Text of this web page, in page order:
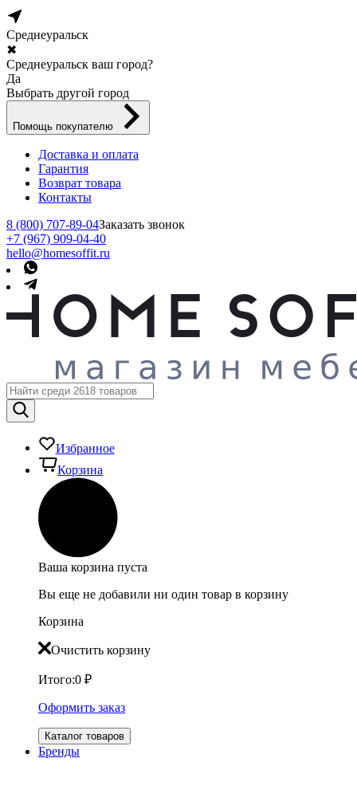
Среднеуральск
✖
Среднеуральск ваш город?
Да
Выбрать другой город
Помощь покупателю
Доставка и оплата
Гарантия
Возврат товара
Контакты
8 (800) 707-89-04Заказать звонок
+7 (967) 909-04-40
hello@homesoffit.ru
Избранное
Корзина
Ваша корзина пуста
Вы еще не добавили ни один товар в корзину
Корзина
Очистить корзину
Итого:0 ₽
Оформить заказ
Каталог товаров
Бренды